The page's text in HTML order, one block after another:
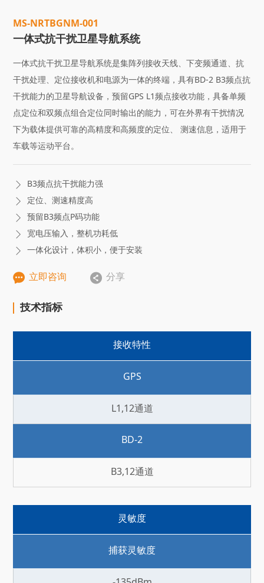
MS-N RTBG N M-001
一体式抗干扰卫星导航系统
一体式抗干扰卫星导航系统是集阵列接收天线、下变频通道、抗
干扰处理、定位接收机和电源为一体的终端，具有BD-2 B3频点抗
干扰能力的卫星导航设备，预留GPS L1频点接收功能，具备单频
点定位和双频点组合定位同时输出的能力，可在外界有干扰情况
下为载体提供可靠的高精度和高频度的定位、 测速信息，适用于
车载等运动平台。
 B3频点抗干扰能力强
 定位、测速精度高
 预留B3频点P码功能
 宽电压输入，整机功耗低
 一体化设计，体积小，便于安装
 立即咨询  分享
技术指标
接收特性
GPS
L1,12通道
BD-2
B3,12通道
灵敏度
捕获灵敏度